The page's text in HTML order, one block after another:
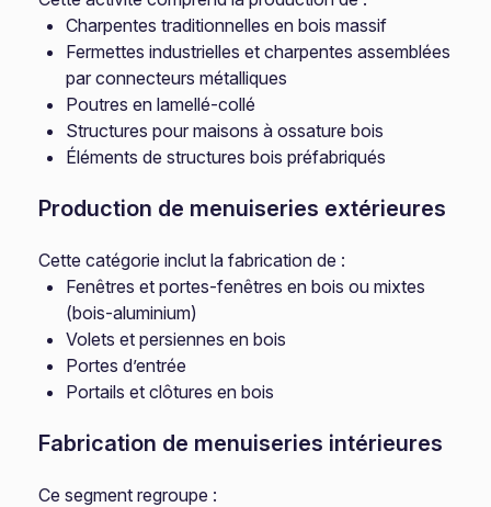
Charpentes traditionnelles en bois massif
Fermettes industrielles et charpentes assemblées
par connecteurs métalliques
Poutres en lamellé-collé
Structures pour maisons à ossature bois
Éléments de structures bois préfabriqués
Production de menuiseries extérieures
Cette catégorie inclut la fabrication de :
Fenêtres et portes-fenêtres en bois ou mixtes
(bois-aluminium)
Volets et persiennes en bois
Portes d’entrée
Portails et clôtures en bois
Fabrication de menuiseries intérieures
Ce segment regroupe :